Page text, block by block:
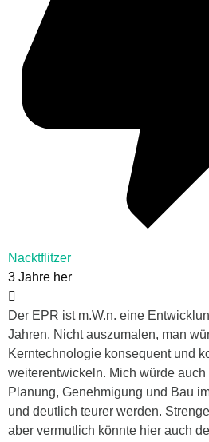
Nacktflitzer
3 Jahre her
Der EPR ist m.W.n. eine
Jahren. Nicht auszumalen, man
Kerntechnologie konsequent und
weiterentwickeln. Mich würde
Planung, Genehmigung und Bau
und deutlich teurer werden.
aber vermutlich könnte hier auch